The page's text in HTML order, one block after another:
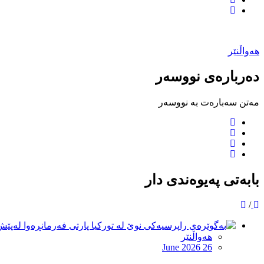
هەواڵنێر
دەربارەی نووسەر
مەتن سەبارەت بە نووسەر
بابەتی پەیوەندی دار
/
هەواڵنێر
June 2026 26